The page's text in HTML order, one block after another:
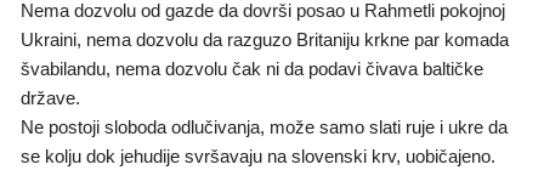
Nema dozvolu od gazde da dovrši posao u Rahmetli pokojnoj
Ukraini, nema dozvolu da razguzo Britaniju krkne par komada
švabilandu, nema dozvolu čak ni da podavi čivava baltičke
države.
Ne postoji sloboda odlučivanja, može samo slati ruje i ukre da
se kolju dok jehudije svršavaju na slovenski krv, uobičajeno.